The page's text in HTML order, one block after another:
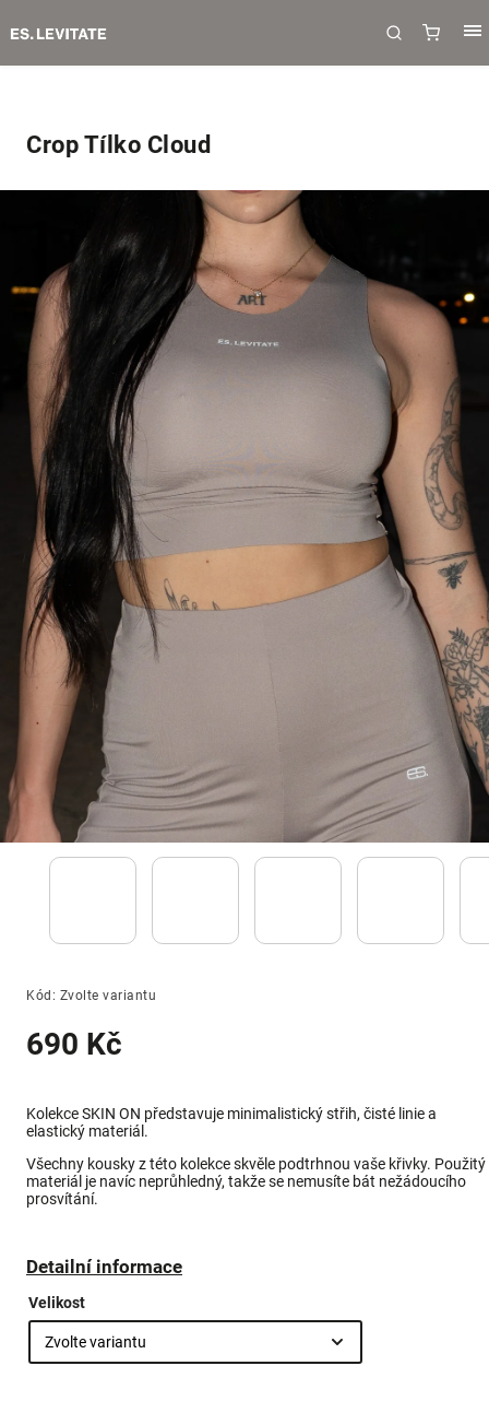
Crop Tílko Cloud
Kód: Zvolte variantu
690 Kč
Kolekce SKIN ON představuje minimalistický střih, čisté linie a
elastický materiál.
Všechny kousky z této kolekce skvěle podtrhnou vaše křivky. Použitý
materiál je navíc neprůhledný, takže se nemusíte bát nežádoucího
prosvítání.
Detailní informace
Velikost